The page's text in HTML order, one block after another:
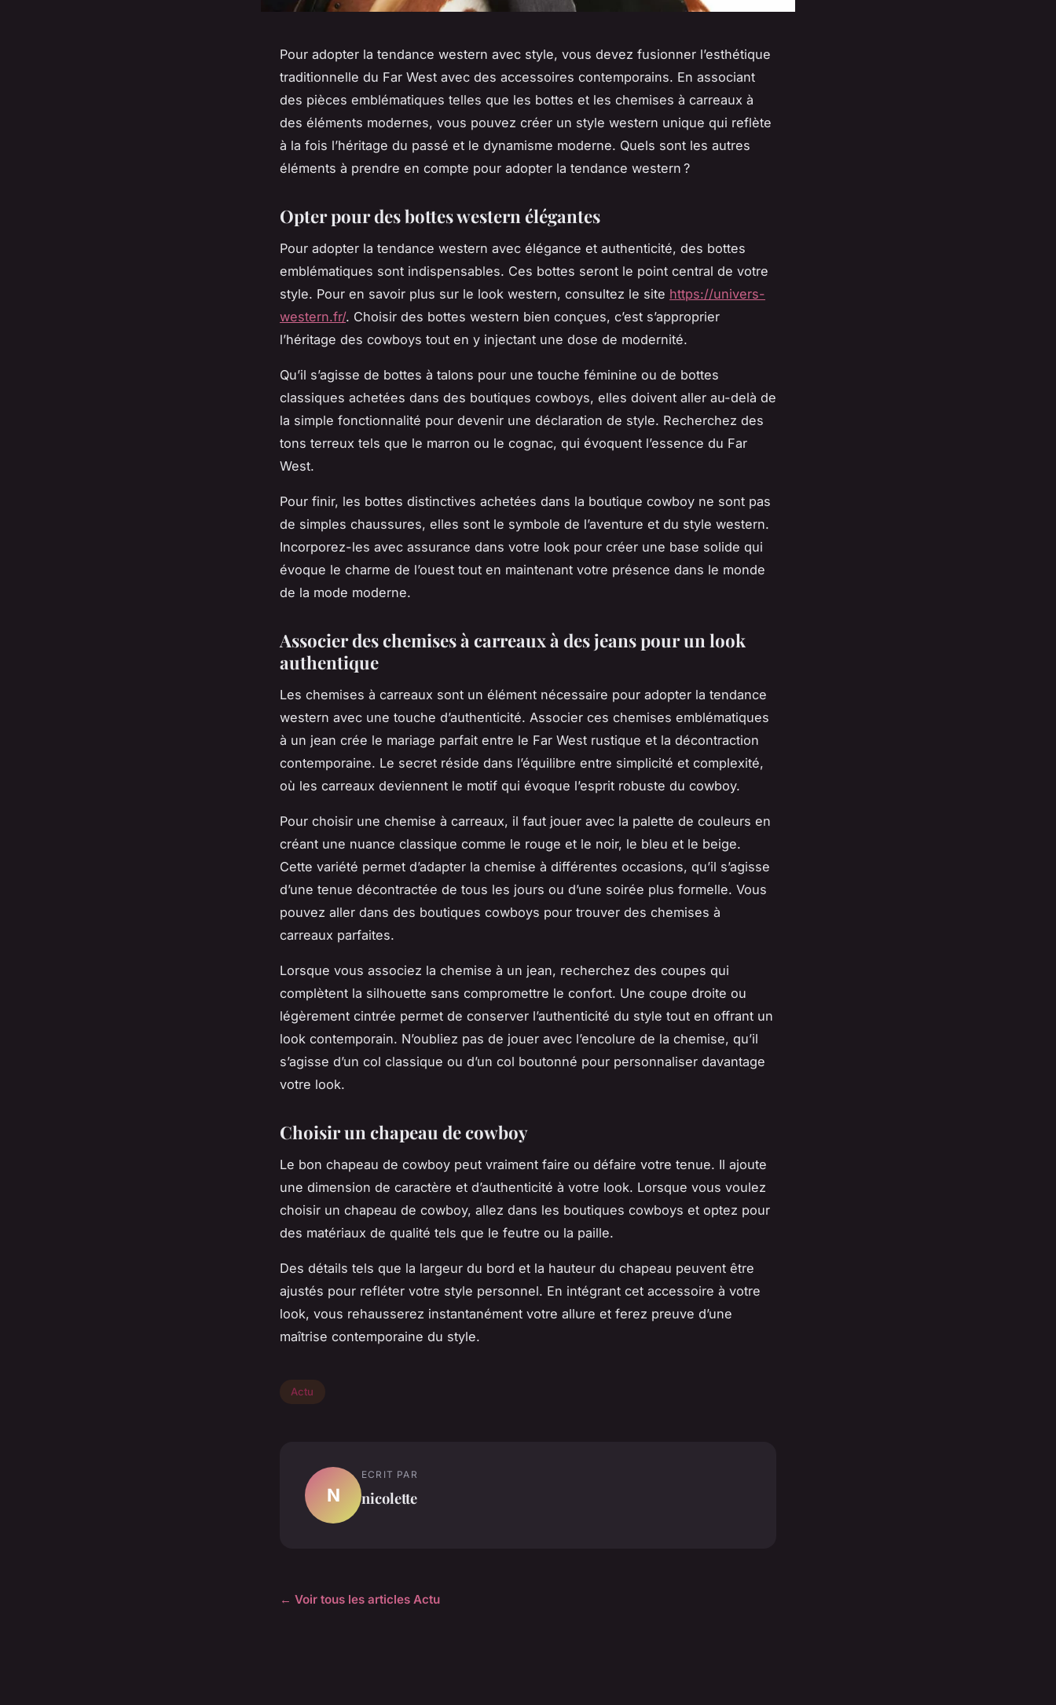
Pour adopter la tendance western avec style, vous devez fusionner l’esthétique
traditionnelle du Far West avec des accessoires contemporains. En associant
des pièces emblématiques telles que les bottes et les chemises à carreaux à
des éléments modernes, vous pouvez créer un style western unique qui reflète
à la fois l’héritage du passé et le dynamisme moderne. Quels sont les autres
éléments à prendre en compte pour adopter la tendance western ?
Opter pour des bottes western élégantes
Pour adopter la tendance western avec élégance et authenticité, des bottes
emblématiques sont indispensables. Ces bottes seront le point central de votre
style. Pour en savoir plus sur le look western, consultez le site https://univers-
western.fr/. Choisir des bottes western bien conçues, c’est s’approprier
l’héritage des cowboys tout en y injectant une dose de modernité.
Qu’il s’agisse de bottes à talons pour une touche féminine ou de bottes
classiques achetées dans des boutiques cowboys, elles doivent aller au-delà de
la simple fonctionnalité pour devenir une déclaration de style. Recherchez des
tons terreux tels que le marron ou le cognac, qui évoquent l’essence du Far
West.
Pour finir, les bottes distinctives achetées dans la boutique cowboy ne sont pas
de simples chaussures, elles sont le symbole de l’aventure et du style western.
Incorporez-les avec assurance dans votre look pour créer une base solide qui
évoque le charme de l’ouest tout en maintenant votre présence dans le monde
de la mode moderne.
Associer des chemises à carreaux à des jeans pour un look
authentique
Les chemises à carreaux sont un élément nécessaire pour adopter la tendance
western avec une touche d’authenticité. Associer ces chemises emblématiques
à un jean crée le mariage parfait entre le Far West rustique et la décontraction
contemporaine. Le secret réside dans l’équilibre entre simplicité et complexité,
où les carreaux deviennent le motif qui évoque l’esprit robuste du cowboy.
Pour choisir une chemise à carreaux, il faut jouer avec la palette de couleurs en
créant une nuance classique comme le rouge et le noir, le bleu et le beige.
Cette variété permet d’adapter la chemise à différentes occasions, qu’il s’agisse
d’une tenue décontractée de tous les jours ou d’une soirée plus formelle. Vous
pouvez aller dans des boutiques cowboys pour trouver des chemises à
carreaux parfaites.
Lorsque vous associez la chemise à un jean, recherchez des coupes qui
complètent la silhouette sans compromettre le confort. Une coupe droite ou
légèrement cintrée permet de conserver l’authenticité du style tout en offrant un
look contemporain. N’oubliez pas de jouer avec l’encolure de la chemise, qu’il
s’agisse d’un col classique ou d’un col boutonné pour personnaliser davantage
votre look.
Choisir un chapeau de cowboy
Le bon chapeau de cowboy peut vraiment faire ou défaire votre tenue. Il ajoute
une dimension de caractère et d’authenticité à votre look. Lorsque vous voulez
choisir un chapeau de cowboy, allez dans les boutiques cowboys et optez pour
des matériaux de qualité tels que le feutre ou la paille.
Des détails tels que la largeur du bord et la hauteur du chapeau peuvent être
ajustés pour refléter votre style personnel. En intégrant cet accessoire à votre
look, vous rehausserez instantanément votre allure et ferez preuve d’une
maîtrise contemporaine du style.
Actu
N
ECRIT PAR
nicolette
← Voir tous les articles Actu